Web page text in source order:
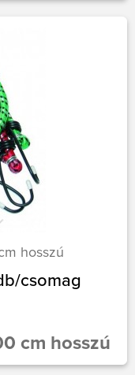
hosszú
csomag
cm hosszú